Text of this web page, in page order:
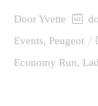
DoorYvette
Events, Peugeot
Economy Run,